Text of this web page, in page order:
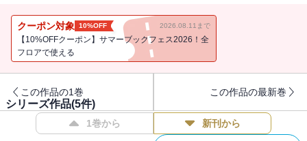
猿のシッポの入れ墨が。そして少年ハリマオ最大の危機が!!
クーポン対象 10%OFF 2026.08.11まで
【10%OFFクーポン】サマーブックフェス2026！全
フロアで使える
この作品の1巻 この作品の最新巻
シリーズ作品(5件)
1巻から 新刊から